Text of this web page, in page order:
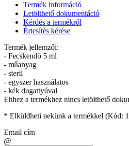
Termék információ
Letölthető dokumentáció
Kérdés a termékről
Értesítés kérése
Termék jellemzői:
- Fecskendő 5 ml
- műanyag
- steril
- egyszer használatos
- kék dugattyúval
Ehhez a termékhez nincs letölthető
* Elküldheti nekünk a termékkel (Kód:
Email cím
@